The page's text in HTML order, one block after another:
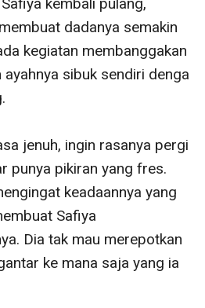
kembali pulang,
dadanya semakin
kegiatan membanggakan
ayahnya sibuk sendiri denga
jenuh, ingin rasanya pergi
punya pikiran yang fres.
keadaannya yang
Safiya
Dia tak mau merepotkan
ke mana saja yang ia